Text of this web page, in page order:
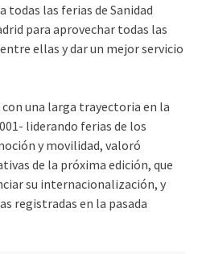
todas las ferias de Sanidad
para aprovechar todas las
ellas y dar un mejor servicio
una larga trayectoria en la
liderando ferias de los
y movilidad, valoró
de la próxima edición, que
su internacionalización, y
registradas en la pasada